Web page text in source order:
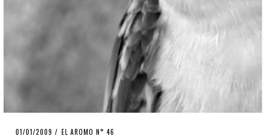
POSTED
01/01/2009 25/03/2020
EL AROMO N° 46